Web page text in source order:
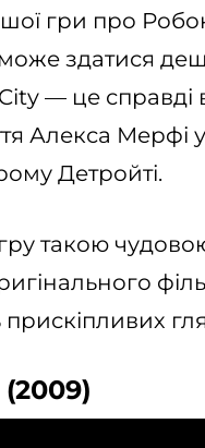
гри про
здатися
— це справді
Алекса Мерфі
Детройті.
такою
(2009)